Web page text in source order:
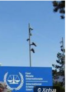
© Xinhua